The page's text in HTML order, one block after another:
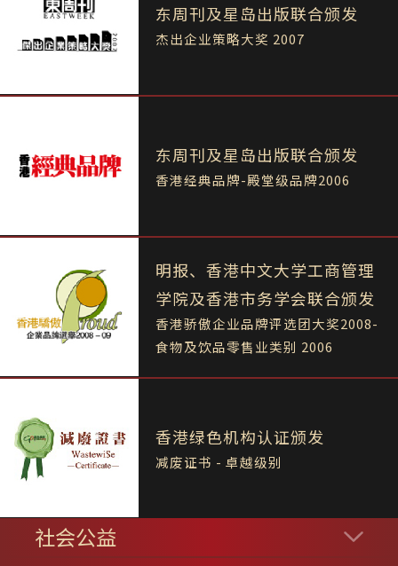
东周刊及星岛出版联合颁发
杰出企业策略大奖 2007
东周刊及星岛出版联合颁发
香港经典品牌-殿堂级品牌2006
明报、香港中文大学工商管理
学院及香港市务学会联合颁发
香港骄傲企业品牌评选团大奖2008-
食物及饮品零售业类别 2006
香港绿色机构认证颁发
减废证书 - 卓越级别
社会公益